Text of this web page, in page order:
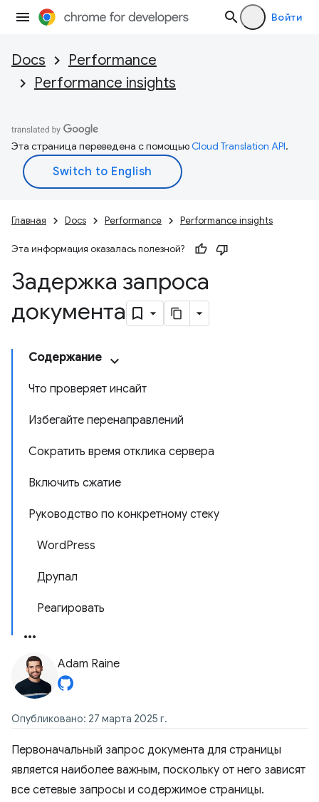
Войти
Docs
Performance
Performance insights
Эта страница переведена с помощьюCloud Translation API.
Главная Docs Performance Performance insights
Эта информация оказалась полезной?
Задержка запроса
документа
Содержание
Что проверяет инсайт
Избегайте перенаправлений
Сократить время отклика сервера
Включить сжатие
Руководство по конкретному стеку
WordPress
Друпал
Реагировать
Adam Raine
Опубликовано: 27 марта 2025 г.
Первоначальный запрос документа для страницы
является наиболее важным, поскольку от него зависят
все сетевые запросы и содержимое страницы.